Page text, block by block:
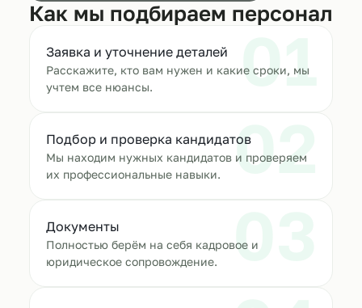
Как мы подбираем персонал
01
Заявка и уточнение деталей
Расскажите, кто вам нужен и какие сроки, мы
учтем все нюансы.
02
Подбор и проверка кандидатов
Мы находим нужных кандидатов и проверяем
их профессиональные навыки.
03
Документы
Полностью берём на себя кадровое и
юридическое сопровождение.